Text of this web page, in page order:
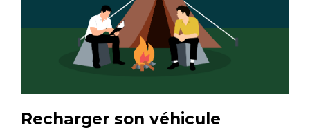
Recharger son véhicule